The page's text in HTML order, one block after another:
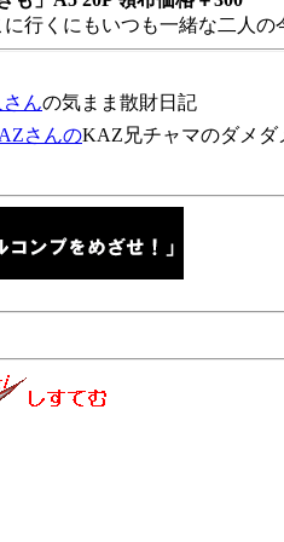
行くにもいつも一緒な二人
んの気まま散財日記
さんのKAZ兄チャマのダメダ